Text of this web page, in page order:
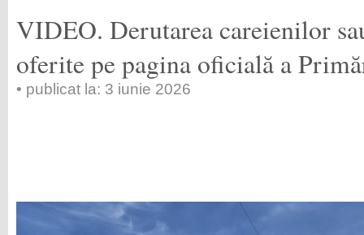
VIDEO. Derutarea careienilor
oferite pe pagina oficială a
• publicat la: 3 iunie 2026